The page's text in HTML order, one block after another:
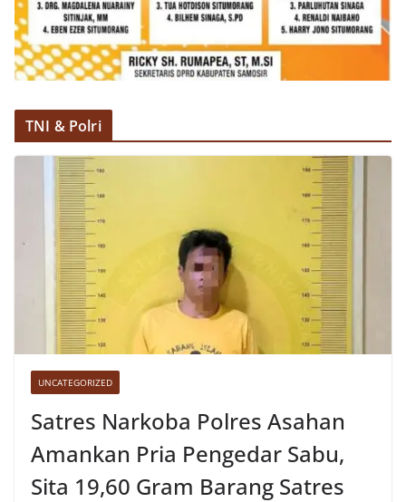
TNI & Polri
UNCATEGORIZED
Satres Narkoba Polres Asahan
Amankan Pria Pengedar Sabu,
Sita 19,60 Gram Barang Satres